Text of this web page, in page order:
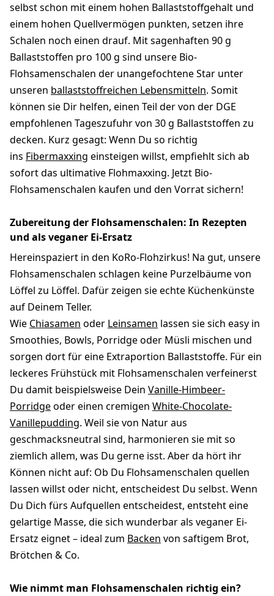
selbst schon mit einem hohen Ballaststoffgehalt und
einem hohen Quellvermögen punkten, setzen ihre
Schalen noch einen drauf. Mit sagenhaften 90 g
Ballaststoffen pro 100 g sind unsere Bio-
Flohsamenschalen der unangefochtene Star unter
unseren ballaststoffreichen Lebensmitteln. Somit
können sie Dir helfen, einen Teil der von der DGE
empfohlenen Tageszufuhr von 30 g Ballaststoffen zu
decken. Kurz gesagt: Wenn Du so richtig
ins Fibermaxxing einsteigen willst, empfiehlt sich ab
sofort das ultimative Flohmaxxing. Jetzt Bio-
Flohsamenschalen kaufen und den Vorrat sichern!
Zubereitung der Flohsamenschalen: In Rezepten
und als veganer Ei-Ersatz
Hereinspaziert in den KoRo-Flohzirkus! Na gut, unsere
Flohsamenschalen schlagen keine Purzelbäume von
Löffel zu Löffel. Dafür zeigen sie echte Küchenkünste
auf Deinem Teller.
Wie Chiasamen oder Leinsamen lassen sie sich easy in
Smoothies, Bowls, Porridge oder Müsli mischen und
sorgen dort für eine Extraportion Ballaststoffe. Für ein
leckeres Frühstück mit Flohsamenschalen verfeinerst
Du damit beispielsweise Dein Vanille-Himbeer-
Porridgeoder einen cremigen White-Chocolate-
Vanillepudding. Weil sie von Natur aus
geschmacksneutral sind, harmonieren sie mit so
ziemlich allem, was Du gerne isst. Aber da hört ihr
Können nicht auf: Ob Du Flohsamenschalen quellen
lassen willst oder nicht, entscheidest Du selbst. Wenn
Du Dich fürs Aufquellen entscheidest, entsteht eine
gelartige Masse, die sich wunderbar als veganer Ei-
Ersatz eignet – ideal zum Backen von saftigem Brot,
Brötchen & Co.
Wie nimmt man Flohsamenschalen richtig ein?